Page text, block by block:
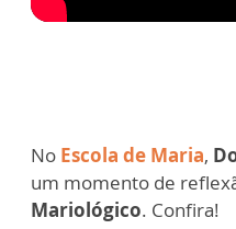
No Escola de Maria,
um momento de
Mariológico. Confira!